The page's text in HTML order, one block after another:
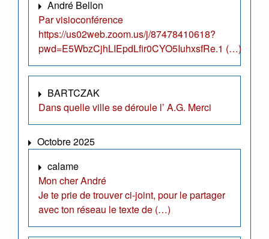
André Bellon
Par visioconférence
https://us02web.zoom.us/j/87478410618?
pwd=E5WbzCjhLIEpdLfir0CYO5IuhxsfRe.1 (…)
BARTCZAK
Dans quelle ville se déroule l’ A.G. Merci
Octobre 2025
calame
Mon cher André
Je te prie de trouver ci-joint, pour le partager
avec ton réseau le texte de (…)